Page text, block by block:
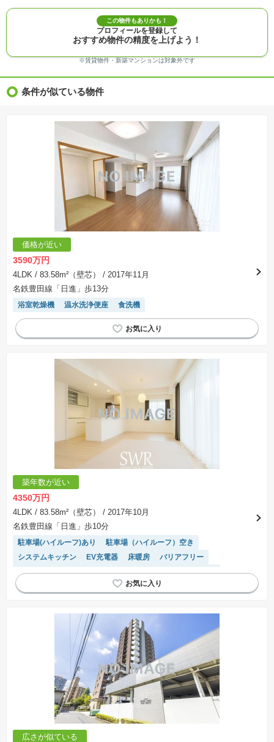
※建築条件付き土地価格には、建物価格は含まれません。
※物件情報は、原則として情報提供日の２日前に最終確認した情報です。
※完成予想図はいずれも外構、植栽、外観等実際のものとは多少異なることがあります。
※モデルルーム・モデルハウス・展示場・ショールームの画像の場合、今回販売の物件と異な
※ＣＧ合成の画像の場合、実際とは多少異なる場合があります。
※物件特徴：販売戸数が複数の物件は、全ての住戸に該当しない項目もあります。
※価格更新：物件価格が変更された日から１週間表示されます。
※建築条件土地の情報内に掲載されている、建物プラン例は、土地購入者の設計プランの参考
の一例であって、プランの採用可否は任意です。
※土地（建築条件なし）で「建物プラン例」が表記してある時、そのプラン例は特定の建築請
負会社によるもので、当該建築請負会社以外で建てた場合、同様のものが同価格で建てられる
とは限りません。また建築請負会社を特定するものではありません。
※建築条件付き土地とは、その土地に建築する建物の建築請負契約が、一定期間内に成立する
ことを条件として売買される土地のことをいいます。建築請負契約成立に向けて設計プランを
協議するため、土地購入者が自己の希望する建物の設計協議をするために必要な相当の期間の
交渉期間が設定され、その期間内で希望を満たすプランが実現できたかどうかにより結論を出
します。なお、この期間は概ね3ヶ月程度とされています。納得のいくプランが出来ず、建築請
負契約が成立しない場合、土地売買契約は白紙に戻り、土地契約にかかった代金（土地代金、
手付金など）は名目のいかんに関わらず、全て返却されます。
※課税対象物件の「価格」や「費用等」は消費税込みの「総額表示」で統一しています。
※「本体価格」とは、課税対象物件においては「消費税を除いた建物価格」と「土地価格」の
合計額を指します。
表示されておりません。
※取引にかかる費用：物件の契約手続き、決済、引き渡し時にかかる費用を表示しています。
不動産会社によって表記有無が異なるため、ご自身で十分な確認をしていただくようにお願い
いたします。
場合があります。
この物件もありかも！
プロフィールを登録して
おすすめ物件の精度を上げよう！
※賃貸物件・新築マンションは対象外です
条件が似ている物件
価格が近い
3590万円
4LDK / 83.58m²（壁芯）
/ 2017年11月
名鉄豊田線「日進」歩13分
浴室乾燥機 温水洗浄便座 食洗機
築年数が近い
4350万円
4LDK / 83.58m²（壁芯）
/ 2017年10月
名鉄豊田線「日進」歩10分
駐車場(ハイルーフ)あり
駐車場（ハイルーフ）空き
システムキッチン
EV充電器 床暖房
バリアフリー
モニター付きインターホン
WIC ３面採光
駐車場空き
ペット相談
平置駐車場 宅配ボックス
広さが似ている